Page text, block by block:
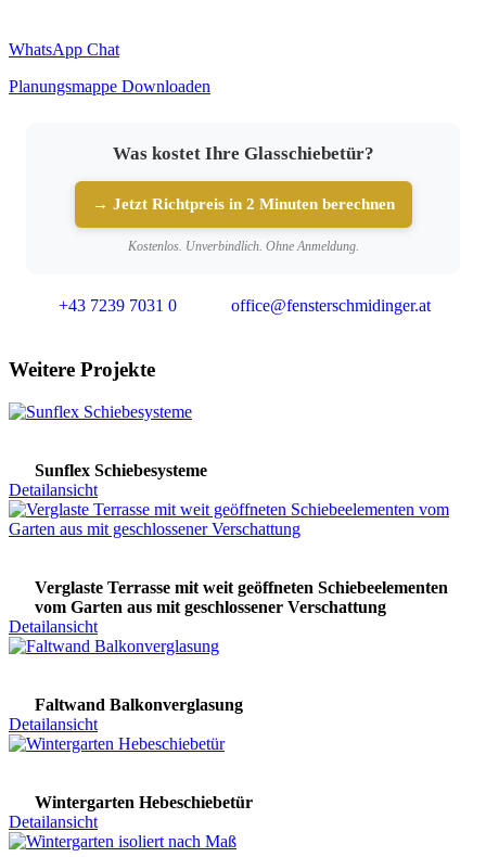
WhatsApp Chat
Planungsmappe Downloaden
Was kostet Ihre Glasschiebetür?
→ Jetzt Richtpreis in 2 Minuten berechnen
Kostenlos. Unverbindlich. Ohne Anmeldung.
+43 7239 7031 0 office@fensterschmidinger.at
Weitere Projekte
Sunflex Schiebesysteme
Detailansicht
Verglaste Terrasse mit weit geöffneten Schiebeelementen
vom Garten aus mit geschlossener Verschattung
Detailansicht
Faltwand Balkonverglasung
Detailansicht
Wintergarten Hebeschiebetür
Detailansicht